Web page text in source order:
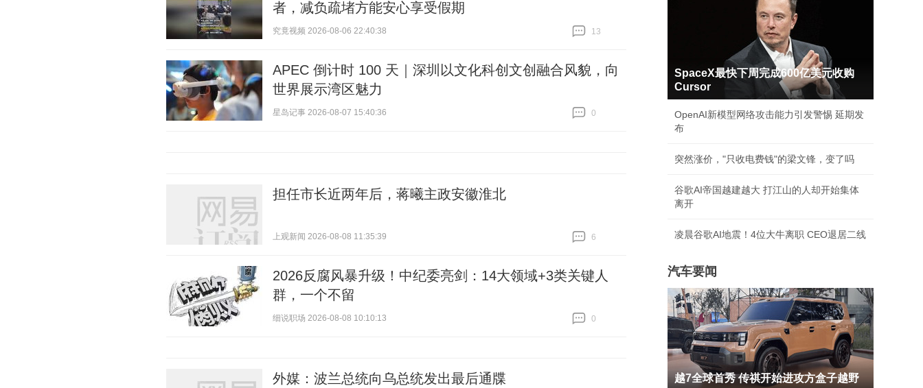
者，减负疏堵方能安心享受假期
究竟视频 2026-08-06 22:40:38
13
APEC 倒计时 100 天｜深圳以文化科创文创融合风貌，向
世界展示湾区魅力
星岛记事 2026-08-07 15:40:36
0
担任市长近两年后，蒋曦主政安徽淮北
上观新闻 2026-08-08 11:35:39
6
2026反腐风暴升级！中纪委亮剑：14大领域+3类关键人
群，一个不留
细说职场 2026-08-08 10:10:13
0
外媒：波兰总统向乌总统发出最后通牒
SpaceX最快下周完成600亿美元收购
Cursor
OpenAI新模型网络攻击能力引发警惕 延期发
布
突然涨价，"只收电费钱"的梁文锋，变了吗
谷歌AI帝国越建越大 打江山的人却开始集体
离开
凌晨谷歌AI地震！4位大牛离职 CEO退居二线
汽车要闻
越7全球首秀 传祺开始进攻方盒子越野